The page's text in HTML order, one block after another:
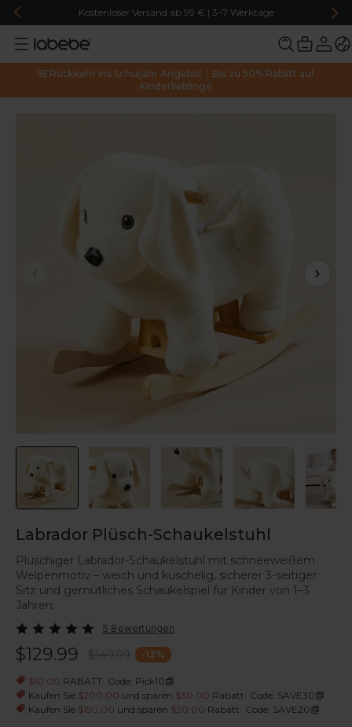
Kostenloser Versand ab 99 € | 3–7 Werktage
🎒 Rückkehr ins Schuljahr Angebot｜Bis zu 50% Rabatt auf
Kinderlieblinge
Labrador Plüsch-Schaukelstuhl
Plüschiger Labrador-Schaukelstuhl mit schneeweißem
Welpenmotiv – weich und kuschelig, sicherer 3-seitiger
Sitz und gemütliches Schaukelspiel für Kinder von 1–3
Jahren.
5 Bewertungen
-13%
$129.99 $149.99
$10.00 RABATT Code: Pick10
Kaufen Sie $200.00 und sparen $30.00 Rabatt Code: SAVE30
Kaufen Sie $150.00 und sparen $20.00 Rabatt Code: SAVE20